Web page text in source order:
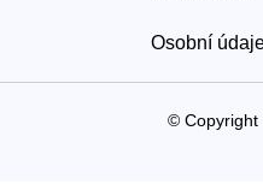
Osobní
© Copyright